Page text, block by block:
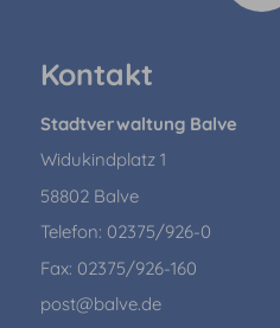
Kontakt
Stadtverwaltung Balve
Widukindplatz 1
58802 Balve
Telefon: 02375/926-0
Fax: 02375/926-160
post@balve.de